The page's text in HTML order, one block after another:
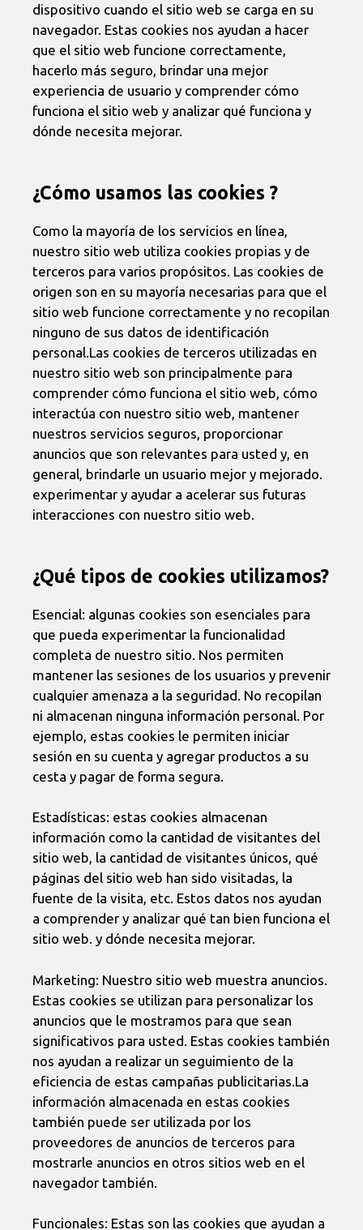
dispositivo cuando el sitio web se carga en su
navegador. Estas cookies nos ayudan a hacer
que el sitio web funcione correctamente,
hacerlo más seguro, brindar una mejor
experiencia de usuario y comprender cómo
funciona el sitio web y analizar qué funciona y
dónde necesita mejorar.
¿Cómo usamos las cookies ?
Como la mayoría de los servicios en línea,
nuestro sitio web utiliza cookies propias y de
terceros para varios propósitos. Las cookies de
origen son en su mayoría necesarias para que el
sitio web funcione correctamente y no recopilan
ninguno de sus datos de identificación
personal.Las cookies de terceros utilizadas en
nuestro sitio web son principalmente para
comprender cómo funciona el sitio web, cómo
interactúa con nuestro sitio web, mantener
nuestros servicios seguros, proporcionar
anuncios que son relevantes para usted y, en
general, brindarle un usuario mejor y mejorado.
experimentar y ayudar a acelerar sus futuras
interacciones con nuestro sitio web.
¿Qué tipos de cookies utilizamos?
Esencial: algunas cookies son esenciales para
que pueda experimentar la funcionalidad
completa de nuestro sitio. Nos permiten
mantener las sesiones de los usuarios y prevenir
cualquier amenaza a la seguridad. No recopilan
ni almacenan ninguna información personal. Por
ejemplo, estas cookies le permiten iniciar
sesión en su cuenta y agregar productos a su
cesta y pagar de forma segura.
Estadísticas: estas cookies almacenan
información como la cantidad de visitantes del
sitio web, la cantidad de visitantes únicos, qué
páginas del sitio web han sido visitadas, la
fuente de la visita, etc. Estos datos nos ayudan
a comprender y analizar qué tan bien funciona el
sitio web. y dónde necesita mejorar.
Marketing: Nuestro sitio web muestra anuncios.
Estas cookies se utilizan para personalizar los
anuncios que le mostramos para que sean
significativos para usted. Estas cookies también
nos ayudan a realizar un seguimiento de la
eficiencia de estas campañas publicitarias.La
información almacenada en estas cookies
también puede ser utilizada por los
proveedores de anuncios de terceros para
mostrarle anuncios en otros sitios web en el
navegador también.
Funcionales: Estas son las cookies que ayudan a